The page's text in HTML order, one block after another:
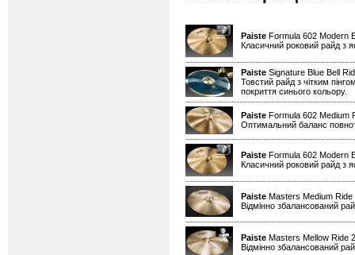
Paiste Formula 602 Modern
Класичний роковий райд з
Paiste Signature Blue Bell
Товстий райд з чітким
покриття синього кольору.
Paiste Formula 602 Medium
Оптимальний баланс
Paiste Formula 602 Modern
Класичний роковий райд з
Paiste Masters Medium
Відмінно збалансований
Paiste Masters Mellow Ride
Відмінно збалансований